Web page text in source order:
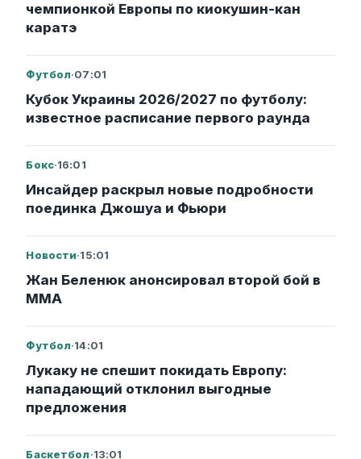
чемпионкой Европы по киокушин-кан
каратэ
Футбол·07:01
Кубок Украины 2026/2027 по футболу:
известное расписание первого раунда
Бокс·16:01
Инсайдер раскрыл новые подробности
поединка Джошуа и Фьюри
Новости·15:01
Жан Беленюк анонсировал второй бой в
ММА
Футбол·14:01
Лукаку не спешит покидать Европу:
нападающий отклонил выгодные
предложения
Баскетбол·13:01